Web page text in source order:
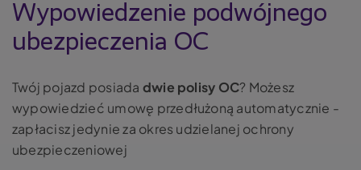
Wypowiedzenie podwójnego
ubezpieczenia OC
Twój pojazd posiada dwie polisy OC? Możesz
wypowiedzieć umowę przedłużoną automatycznie -
zapłacisz jedynie za okres udzielanej ochrony
ubezpieczeniowej